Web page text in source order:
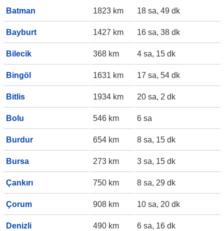
Batman 1823 km 18 sa, 49 dk
Bayburt 1427 km 16 sa, 38 dk
Bilecik 368 km 4 sa, 15 dk
Bingöl 1631 km 17 sa, 54 dk
Bitlis 1934 km 20 sa, 2 dk
Bolu 546 km 6 sa
Burdur 654 km 8 sa, 15 dk
Bursa 273 km 3 sa, 15 dk
Çankırı 750 km 8 sa, 29 dk
Çorum 908 km 10 sa, 20 dk
Denizli 490 km 6 sa, 16 dk